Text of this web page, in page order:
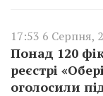
17:53 6 Серпня,
Понад 120
реєстрі
оголосили